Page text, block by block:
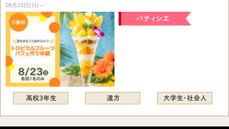
08月23日(日)～